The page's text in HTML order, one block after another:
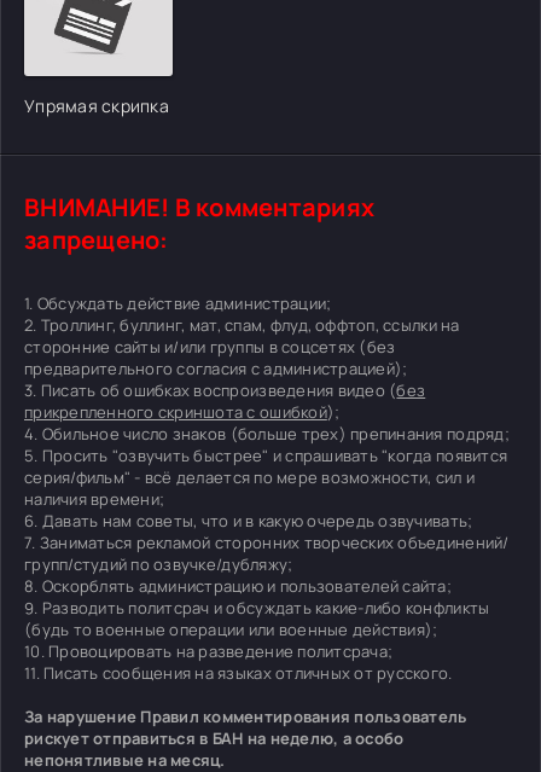
Упрямая скрипка
ВНИМАНИЕ! В комментариях
запрещено:
1. Обсуждать действие администрации;
2. Троллинг, буллинг, мат, спам, флуд, оффтоп, ссылки на
сторонние сайты и/или группы в соцсетях (без
предварительного согласия с администрацией);
3. Писать об ошибках воспроизведения видео (без
прикрепленного скриншота с ошибкой);
4. Обильное число знаков (больше трех) препинания подряд;
5. Просить "озвучить быстрее" и спрашивать "когда появится
серия/фильм" - всё делается по мере возможности, сил и
наличия времени;
6. Давать нам советы, что и в какую очередь озвучивать;
7. Заниматься рекламой сторонних творческих объединений/
групп/студий по озвучке/дубляжу;
8. Оскорблять администрацию и пользователей сайта;
9. Разводить политсрач и обсуждать какие-либо конфликты
(будь то военные операции или военные действия);
10. Провоцировать на разведение политсрача;
11. Писать сообщения на языках отличных от русского.
За нарушение Правил комментирования пользователь
рискует отправиться в БАН на неделю, а особо
непонятливые на месяц.